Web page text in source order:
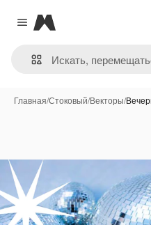
Close menu
Magnific
Главная/Стоковый/Векторы/